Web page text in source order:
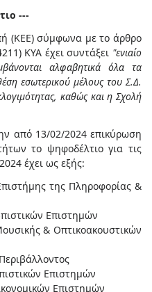
---
(ΚΕΕ) σύμφωνα με το άρθρο
ΚΥΑ έχει συντάξει "ενιαίο
αλφαβητικά όλα τα
εσωτερικού μέλους του Σ.Δ.
καθώς και η Σχολή
από 13/02/2024 επικύρωση
το ψηφοδέλτιο για τις
έχει ως εξής:
της Πληροφορίας &
Επιστημών
& Οπτικοακουστικών
Επιστημών
Επιστημών